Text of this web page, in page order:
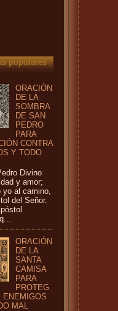
populares
ORACIÓN
DE LA
SOMBRA
DE SAN
PEDRO
PARA
CONTRA
Y TODO
Divino
y amor;
yo al camino,
del Señor.
ORACIÓN
DE LA
SANTA
CAMISA
PARA
PROTEG
ENEMIGOS
MAL